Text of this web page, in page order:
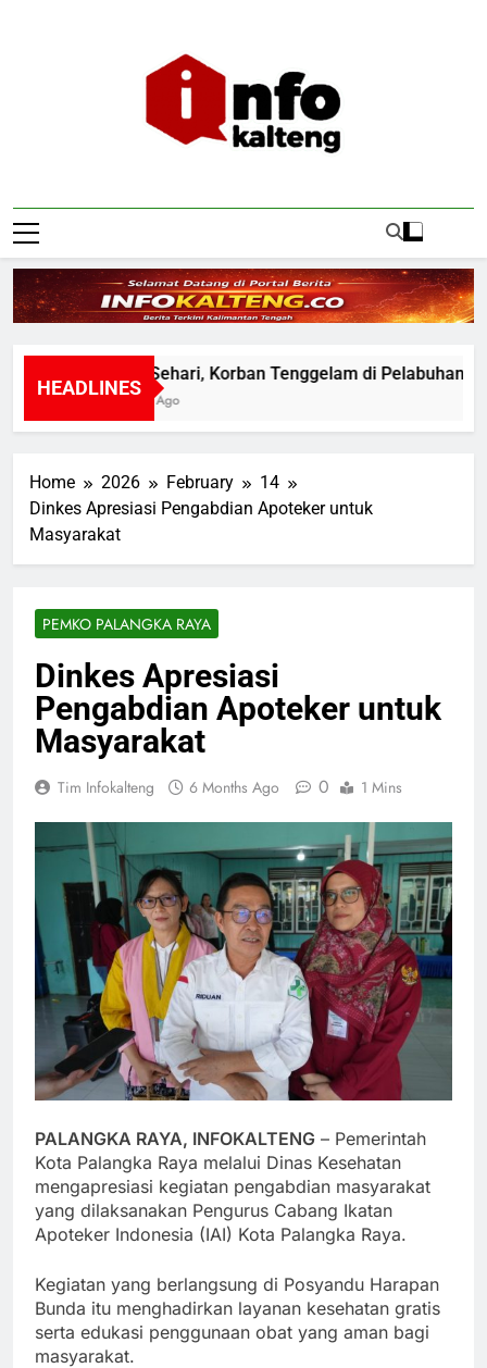
Infokalteng
HEADLINES
Hilang Sehari, Korban Tenggelam di Pelabuhan
6 Minutes Ago
Home 2026 February
14
Dinkes Apresiasi Pengabdian Apoteker untuk
Masyarakat
PEMKO PALANGKA RAYA
Dinkes Apresiasi
Pengabdian Apoteker untuk
Masyarakat
Tim Infokalteng 6 Months Ago 0 1 Mins
PALANGKA RAYA, INFOKALTENG – Pemerintah
Kota Palangka Raya melalui Dinas Kesehatan
mengapresiasi kegiatan pengabdian masyarakat
yang dilaksanakan Pengurus Cabang Ikatan
Apoteker Indonesia (IAI) Kota Palangka Raya.
Kegiatan yang berlangsung di Posyandu Harapan
Bunda itu menghadirkan layanan kesehatan gratis
serta edukasi penggunaan obat yang aman bagi
masyarakat.